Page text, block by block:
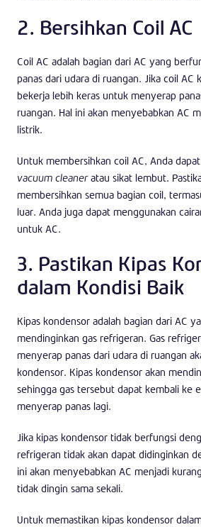
2. Bersihkan Coil AC
Coil AC adalah bagian dari AC yang
panas dari udara di ruangan. Jika coil AC
bekerja lebih keras untuk menyerap
ruangan. Hal ini akan menyebabkan AC
listrik.
Untuk membersihkan coil AC, Anda
vacuum cleaneratau sikat lembut.
membersihkan semua bagian coil,
luar. Anda juga dapat menggunakan
untuk AC.
3. Pastikan Kipas
dalam Kondisi Baik
Kipas kondensor adalah bagian dari AC
mendinginkan gas refrigeran. Gas
menyerap panas dari udara di ruangan
kondensor. Kipas kondensor akan
sehingga gas tersebut dapat kembali ke
menyerap panas lagi.
Jika kipas kondensor tidak berfungsi
refrigeran tidak akan dapat didinginkan
ini akan menyebabkan AC menjadi
tidak dingin sama sekali.
Untuk memastikan kipas kondensor